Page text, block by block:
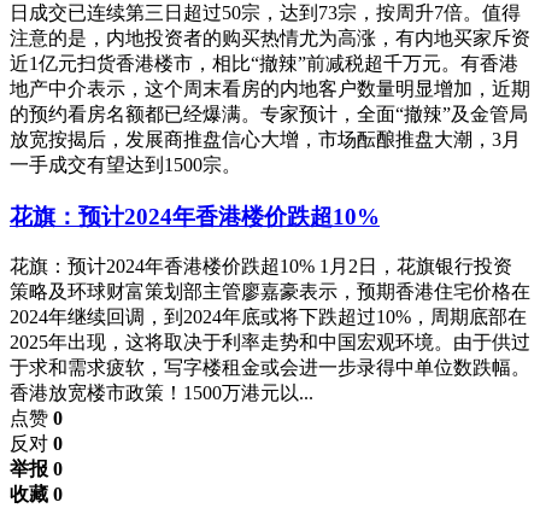
日成交已连续第三日超过50宗，达到73宗，按周升7倍。值得
注意的是，内地投资者的购买热情尤为高涨，有内地买家斥资
近1亿元扫货香港楼市，相比“撤辣”前减税超千万元。有香港
地产中介表示，这个周末看房的内地客户数量明显增加，近期
的预约看房名额都已经爆满。专家预计，全面“撤辣”及金管局
放宽按揭后，发展商推盘信心大增，市场酝酿推盘大潮，3月
一手成交有望达到1500宗。
花旗：预计2024年香港楼价跌超10%
花旗：预计2024年香港楼价跌超10% 1月2日，花旗银行投资
策略及环球财富策划部主管廖嘉豪表示，预期香港住宅价格在
2024年继续回调，到2024年底或将下跌超过10%，周期底部在
2025年出现，这将取决于利率走势和中国宏观环境。由于供过
于求和需求疲软，写字楼租金或会进一步录得中单位数跌幅。
香港放宽楼市政策！1500万港元以...
点赞 0
反对 0
举报 0
收藏 0